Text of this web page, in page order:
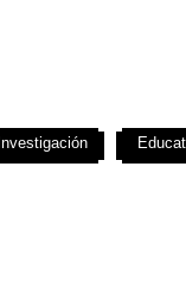
Investigación